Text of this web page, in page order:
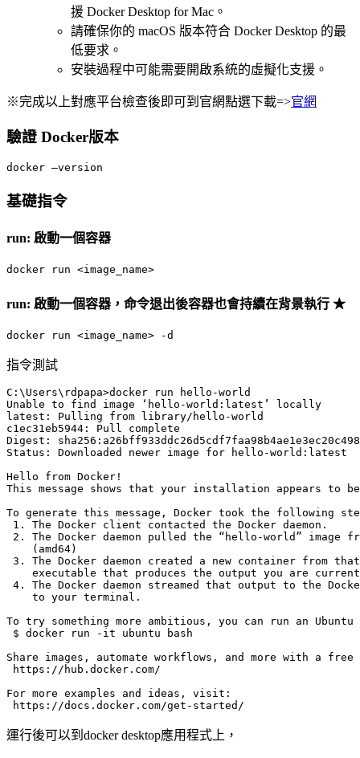
援 Docker Desktop for Mac。
請確保你的 macOS 版本符合 Docker Desktop 的最
低要求。
安裝過程中可能需要開啟系統的虛擬化支援。
※完成以上對應平台檢查後即可到官網點選下載=>官網
驗證 Docker版本
docker –version
基礎指令
run: 啟動一個容器
docker run <image_name>
run: 啟動一個容器，命令退出後容器也會持續在背景執行 ★
docker run <image_name> -d
指令測試
C:\Users\rdpapa>docker run hello-world
Unable to find image ‘hello-world:latest’ locally
latest: Pulling from library/hello-world
c1ec31eb5944: Pull complete
Digest:
Status: Downloaded newer image for hello-world:latest
Hello from Docker!
This message shows that your installation appears to
To generate this message, Docker took the following
1. The Docker client contacted the Docker daemon.
2. The Docker daemon pulled the “hello-world” image
    (amd64)
3. The Docker daemon created a new container from
executable that produces the output you are
4. The Docker daemon streamed that output to the
    to your terminal.
To try something more ambitious, you can run an
$ docker run -it ubuntu bash
Share images, automate workflows, and more with a free
https://hub.docker.com/
For more examples and ideas, visit:
運行後可以到docker desktop應用程式上，